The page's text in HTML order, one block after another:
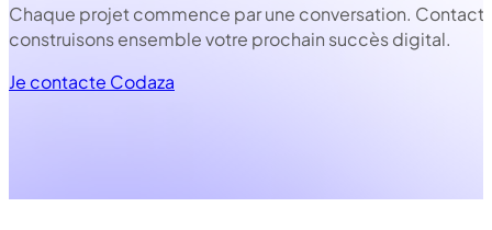
Chaque projet commence par une conversation.
construisons ensemble votre prochain succès digital.
Je contacte Codaza